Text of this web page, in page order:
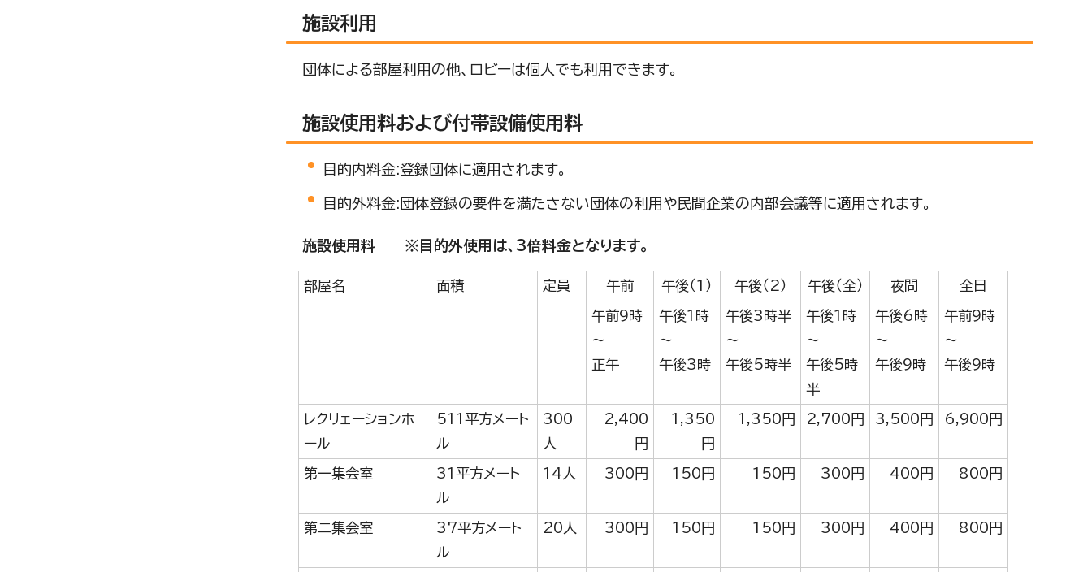
施設利用
団体による部屋利用の他、ロビーは個人でも利用できます。
施設使用料および付帯設備使用料
目的内料金:登録団体に適用されます。
目的外料金:団体登録の要件を満たさない団体の利用や民間企業の内部会議等に適用されます。
施設使用料 ※目的外使用は、3倍料金となります。
部屋名 面積 定員 午前 午後（1） 午後（2） 午後（全） 夜間 全日
午前9時
～
正午
午後1時
～
午後3時
午後3時半
～
午後5時半
午後1時
～
午後5時
半
午後6時
～
午後9時
午前9時
～
午後9時
レクリェーションホ
ール
511平方メート
ル
300
人
2,400
円
1,350
円
1,350円 2,700円 3,500円 6,900円
第一集会室
31平方メート
ル
14人 300円 150円 150円 300円 400円 800円
第二集会室
37平方メート
ル
20人 300円 150円 150円 300円 400円 800円